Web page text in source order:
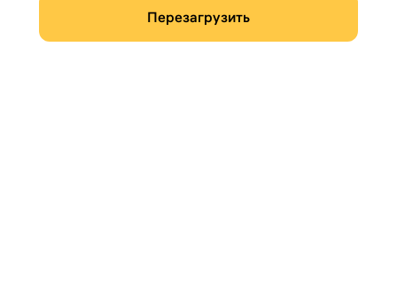
Перезагрузить